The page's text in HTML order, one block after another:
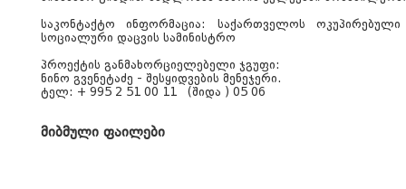
საკონტაქტო ინფორმაცია: საქართველოს
სოციალური დაცვის სამინისტრო
პროექტის განმახორციელებელი ჯგუფი:
ნინო გვენეტაძე - შესყიდვების მენეჯერი.
ტელ: + 995 2 51 00 11
(შიდა ) 05 06
მიბმული ფაილები